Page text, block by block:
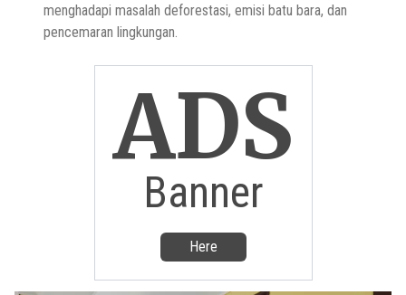
menghadapi masalah deforestasi, emisi batu bara, dan
pencemaran lingkungan.
ADS
Banner
Here